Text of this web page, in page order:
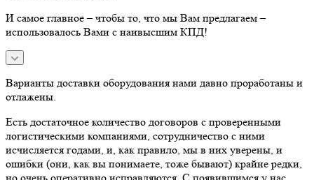
И самое главное – чтобы то, что мы Вам предлагаем –
использовалось Вами с наивысшим КПД!
Варианты доставки оборудования нами давно проработаны и
отлажены.
Есть достаточное количество договоров с проверенными
логистическими компаниями, сотрудничество с ними
исчисляется годами, и, как правило, мы в них уверены, и
ошибки (они, как вы понимаете, тоже бывают) крайне редки,